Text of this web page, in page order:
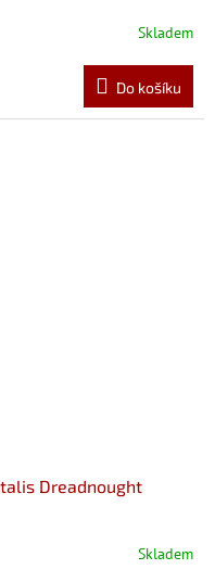
Skladem
Do košíku
Dreadnought
Skladem